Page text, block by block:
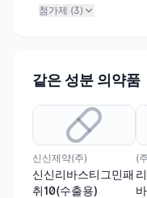
첨가제 (3)
같은 성분 의약품
신신제약(주)
신신리바스티그민패
취10(수출용)
(